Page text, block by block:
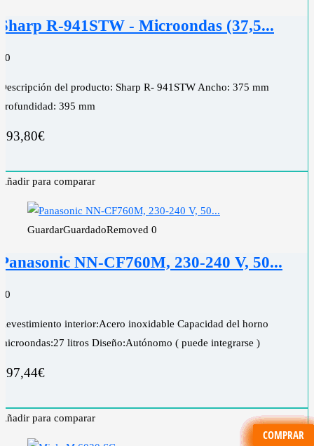
COMPRAR
COMPRAR
COMPRAR
COMPRAR
COMPRAR
COMPRAR
COMPRAR
COMPRAR
COMPRAR
COMPRAR
COMPRAR
COMPRAR
COMPRAR
COMPRAR
Sharp R-941STW - Microondas (37,5...
0
Descripción del producto: Sharp R- 941STW Ancho: 375 mm
Profundidad: 395 mm
393,80€
COMPRAR
Añadir para comparar
GuardarGuardadoRemoved 0
Panasonic NN-CF760M, 230-240 V, 50...
0
Revestimiento interior:Acero inoxidable Capacidad del horno
microondas:27 litros Diseño:Autónomo ( puede integrarse )
397,44€
COMPRAR
Añadir para comparar
COMPRAR
COMPRAR
COMPRAR
COMPRAR
COMPRAR
COMPRAR
COMPRAR
COMPRAR